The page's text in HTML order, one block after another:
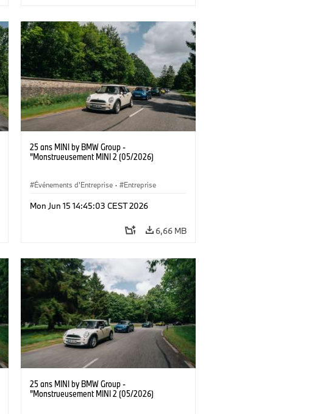
25 ans MINI by BMW Group -
"Monstrueusement MINI 2 (05/2026)
Événements d'Entreprise · Entreprise
Mon Jun 15 14:45:03 CEST 2026
6,66 MB
25 ans MINI by BMW Group -
"Monstrueusement MINI 2 (05/2026)